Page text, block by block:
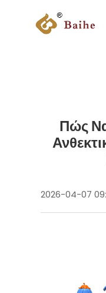
Πώς
2026-04-07